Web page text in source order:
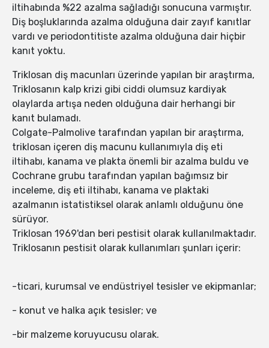
iltihabında %22 azalma sağladığı sonucuna varmıştır.
Diş boşluklarında azalma olduğuna dair zayıf kanıtlar
vardı ve periodontitiste azalma olduğuna dair hiçbir
kanıt yoktu.
Triklosan diş macunları üzerinde yapılan bir araştırma,
Triklosanın kalp krizi gibi ciddi olumsuz kardiyak
olaylarda artışa neden olduğuna dair herhangi bir
kanıt bulamadı.
Colgate-Palmolive tarafından yapılan bir araştırma,
triklosan içeren diş macunu kullanımıyla diş eti
iltihabı, kanama ve plakta önemli bir azalma buldu ve
Cochrane grubu tarafından yapılan bağımsız bir
inceleme, diş eti iltihabı, kanama ve plaktaki
azalmanın istatistiksel olarak anlamlı olduğunu öne
sürüyor.
Triklosan 1969'dan beri pestisit olarak kullanılmaktadır.
Triklosanın pestisit olarak kullanımları şunları içerir:
-ticari, kurumsal ve endüstriyel tesisler ve ekipmanlar;
- konut ve halka açık tesisler; ve
-bir malzeme koruyucusu olarak.